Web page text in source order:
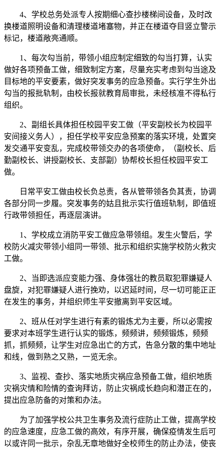
4、学校总务处派专人按期细心查抄楼梯间设备，及时改
换楼道照明设备和清理楼道堵塞物，并正在楼道夺目竖立警示
标记，楼道敞亮通顺。
1、每次勾当前，带领小组应制定细致的勾当打算，认实
做好各项预备工做，细致制定方案，尽量充实考虑到勾当途及
目标地的平安要素，做好突发事务的应急预备。实行学生外出
勾当的报批轨制，由校长报就教育局审批，未经核准不得私行
组织。
2、副组长具体担任校园平安工做（平安副校长为校园平
安间接义务人），担任学校平安应急预案的落实环境，处置突
发交通平安变乱，完成校带领交办的各项使命，（副校长、后
勤副校长、讲授副校长、支部副）协帮校长担任校园平安工
做。
日常平安工做由校长负总责，各从管带领各负其责，协调
各部分同一步履。突发事务的姑且批示实行值班轨制，即值班
行政带领担任，再逐层演讲。
1、学校成立消防平安工做应急带领组。发生火警后，学
校防火减灾带领小组同一带领、批示和组织实施学校防火救灾
工做。
2、当即选派应变能力强、身体强壮的教员取犯罪嫌疑人
盘旋，对犯罪嫌疑人进行挽劝，以迟延时间，尽一切可能正正
在发生的事务，并组织师生平安撤离到平安区域。
2、班从任对学生进行有素的锻炼尤为主要，所以必需按
要求对本班学生进行认实的锻炼，频频讲，频频锻炼，频频
抓，抓频频，让学生对应急出亡的方式，告急分散的集中地址
和线，做到熟之又熟，一览无余。
3、监视、查抄、落实地质灾祸应急预备工做，组织地质
灾祸灾情和险情的查询拜访，防止灾祸成长趋向和潜正在的，
提出应急防备的对策和办法。
为了加强学校公共卫生事务及流行症防止工做，提高学校
的应急速度，应急工做的高效，有序开展，确保疫情发生后可
以或许同一批示，杂乱无章地做好全校师生的防止办法，使丧